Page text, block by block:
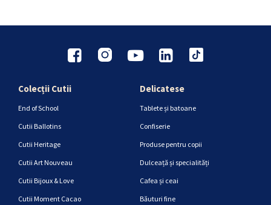
Colecții Cutii
End of School
Cutii Ballotins
Cutii Heritage
Cutii Art Nouveau
Cutii Bijoux & Love
Cutii Moment Cacao
Delicatese
Tablete și batoane
Confiserie
Produse pentru copii
Dulceață și specialități
Cafea și ceai
Băuturi fine